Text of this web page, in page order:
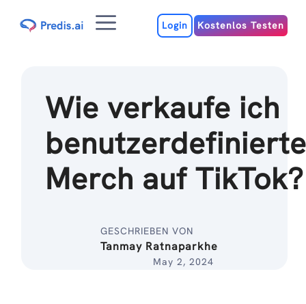
Inhalt
MenuLogin Kostenlos Testen
Wie verkaufe ich
Merch auf TikTok?
GESCHRIEBEN VON
Tanmay Ratnaparkhe
May 2, 2024